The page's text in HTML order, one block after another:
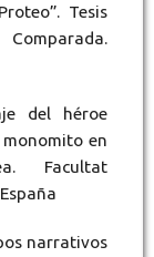
Tesis
del héroe
en
Facultat
narrativos